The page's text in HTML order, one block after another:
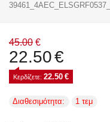
45.00 €
22.50€
Κερδίζετε: 22.50 €
Διαθεσιμότητα: 1 τεμ